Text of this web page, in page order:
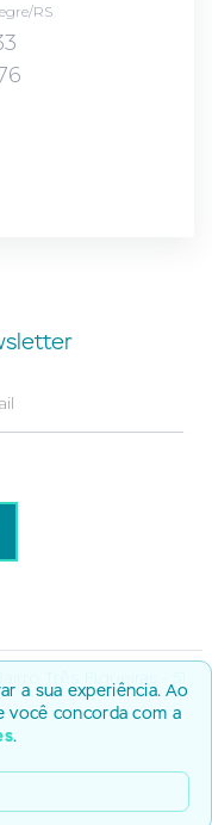
a sua experiência. Ao
você concorda com a
.
RS
Três Figueiras - 51